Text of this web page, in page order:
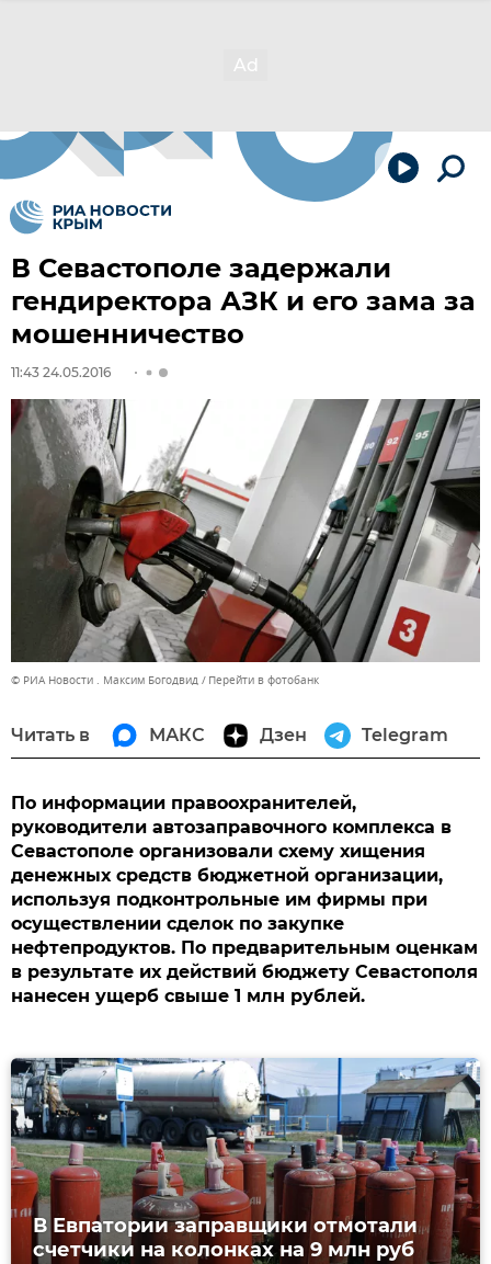
В Севастополе задержали
гендиректора АЗК и его зама за
мошенничество
11:43 24.05.2016
© РИА Новости . Максим Богодвид Перейти в фотобанк
Читать в МАКС Дзен Telegram
По информации правоохранителей,
руководители автозаправочного комплекса в
Севастополе организовали схему хищения
денежных средств бюджетной организации,
используя подконтрольные им фирмы при
осуществлении сделок по закупке
нефтепродуктов. По предварительным оценкам
в результате их действий бюджету Севастополя
нанесен ущерб свыше 1 млн рублей.
В Евпатории заправщики отмотали
счетчики на колонках на 9 млн руб